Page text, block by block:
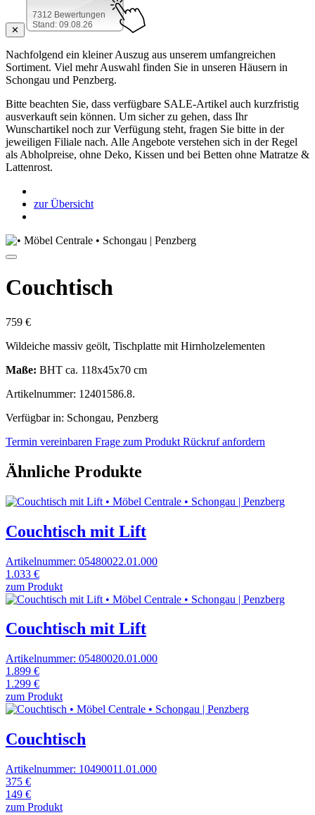
✕
7312 Bewertungen
Stand: 09.08.26
Nachfolgend ein kleiner Auszug aus unserem umfangreichen
Sortiment. Viel mehr Auswahl finden Sie in unseren Häusern in
Schongau und Penzberg.
Bitte beachten Sie, dass verfügbare SALE-Artikel auch kurzfristig
ausverkauft sein können. Um sicher zu gehen, dass Ihr
Wunschartikel noch zur Verfügung steht, fragen Sie bitte in der
jeweiligen Filiale nach. Alle Angebote verstehen sich in der Regel
als Abholpreise, ohne Deko, Kissen und bei Betten ohne Matratze &
Lattenrost.
zur Übersicht
Couchtisch
759 €
Wildeiche massiv geölt, Tischplatte mit Hirnholzelementen
Maße: BHT ca. 118x45x70 cm
Artikelnummer: 12401586.8.
Verfügbar in: Schongau, Penzberg
Termin vereinbaren Frage zum Produkt Rückruf anfordern
Ähnliche Produkte
Couchtisch mit Lift
Artikelnummer: 05480022.01.000
1.033 €
zum Produkt
Couchtisch mit Lift
Artikelnummer: 05480020.01.000
1.899 €
1.299 €
zum Produkt
Couchtisch
Artikelnummer: 10490011.01.000
375 €
149 €
zum Produkt